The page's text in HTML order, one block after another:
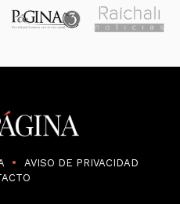
AVISO DE PRIVACIDAD